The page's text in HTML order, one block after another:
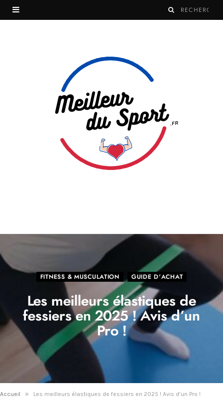
FITNESS & MUSCULATION GUIDE D'ACHAT
Les meilleurs élastiques de
fessiers en 2025 ! Avis d’un
Pro !
Accueil » Les meilleurs élastiques de fessiers en 2025 ! Avis d’un Pro !